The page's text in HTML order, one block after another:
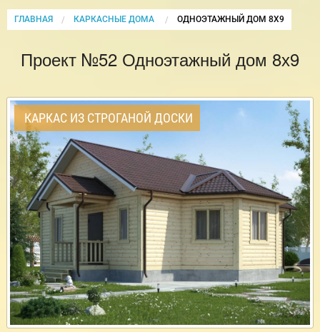
ГЛАВНАЯ КАРКАСНЫЕ ДОМА CURRENT:
ОДНОЭТАЖНЫЙ ДОМ 8Х9
Проект №52 Одноэтажный дом 8х9
КАРКАС ИЗ СТРОГАНОЙ ДОСКИ